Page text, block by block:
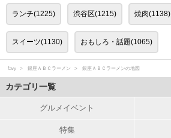
ランチ(1225) 渋谷区(1215) 焼肉(1138)
スイーツ(1130) おもしろ・話題(1065)
favy 銀座ＡＢＣラーメン 銀座ＡＢＣラーメンの地図
カテゴリ一覧
グルメイベント
特集